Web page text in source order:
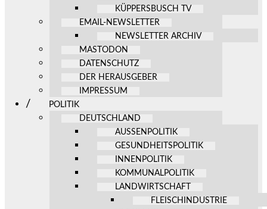
KÜPPERSBUSCH TV
EMAIL-NEWSLETTER
NEWSLETTER ARCHIV
MASTODON
DATENSCHUTZ
DER HERAUSGEBER
IMPRESSUM
POLITIK
DEUTSCHLAND
AUSSENPOLITIK
GESUNDHEITSPOLITIK
INNENPOLITIK
KOMMUNALPOLITIK
LANDWIRTSCHAFT
FLEISCHINDUSTRIE